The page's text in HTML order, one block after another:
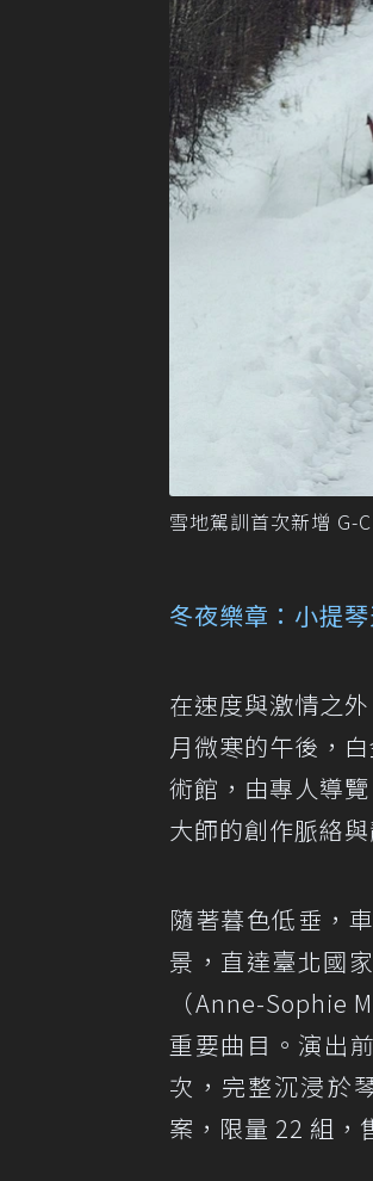
雪地駕訓首次新增 G-
冬夜樂章：小提
在速度與激情之
月微寒的午後，
術館，由專人導
大師的創作脈絡
隨著暮色低垂，
景，直達臺北國
（Anne-Sophie
重要曲目。演出
次，完整沉浸於
案，限量 22 組，